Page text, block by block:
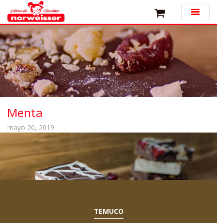
Menta
mayo 20, 2019
TEMUCO